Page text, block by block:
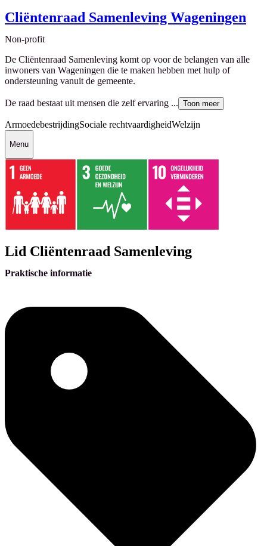
Cliëntenraad Samenleving Wageningen
Non-profit
De Cliëntenraad Samenleving komt op voor de belangen van alle
inwoners van Wageningen die te maken hebben met hulp of
ondersteuning vanuit de gemeente.
De raad bestaat uit mensen die zelf ervaring ... Toon meer
ArmoedebestrijdingSociale rechtvaardigheidWelzijn
Menu
Lid Cliëntenraad Samenleving
Praktische informatie